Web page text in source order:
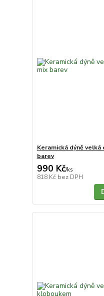
Keramická dýně
barev
990 Kč/ks
818 Kč bez DPH